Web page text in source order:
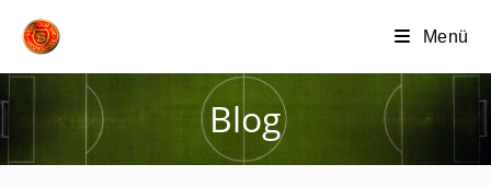
Inhalt
Menü
Blog